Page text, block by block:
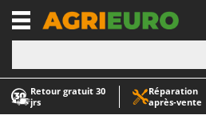
Retour gratuit 30
jrs
Réparation
après‑vente
-1
A
Abris de jardin
A